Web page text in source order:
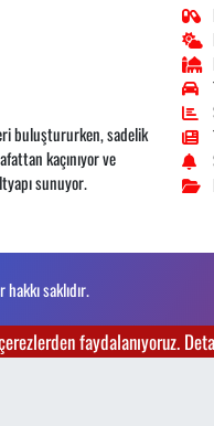
buluştururken, sadelik
kaçınıyor ve
sunuyor.
saklıdır.
faydalanıyoruz.